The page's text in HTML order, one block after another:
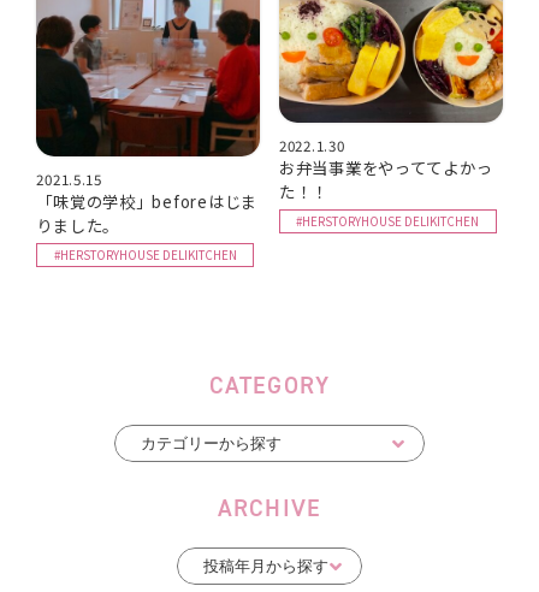
2021.5.15
「味覚の学校」beforeはじま
りました。
#HERSTORYHOUSE DELIKITCHEN
2022.1.30
お弁当事業をやっててよかっ
た！！
#HERSTORYHOUSE DELIKITCHEN
CATEGORY
ARCHIVE